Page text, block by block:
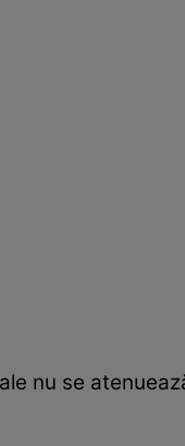
nu se